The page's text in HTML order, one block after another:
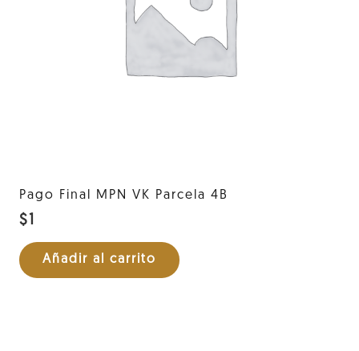
Pago Final MPN VK Parcela 4B
$1
Añadir al carrito